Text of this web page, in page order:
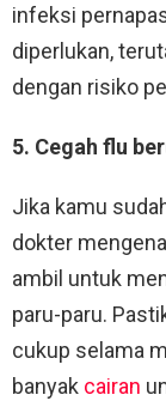
infeksi
diperlukan,
dengan risiko
5. Cegah flu
Jika kamu
dokter
ambil untuk
paru-paru.
cukup selama
banyak cairan